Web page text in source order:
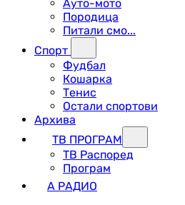
Ауто-мото
Породица
Питали смо...
Спорт
Фудбал
Кошарка
Тенис
Остали спортови
Архива
ТВ ПРОГРАМ
ТВ Распоред
Програм
А РАДИО